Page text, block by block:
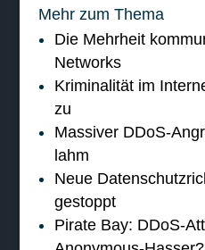
Mehr zum Thema
Die Mehrheit
Networks
Kriminalität im
zu
Massiver DDoS-
lahm
Neue
gestoppt
Pirate Bay: DDoS-